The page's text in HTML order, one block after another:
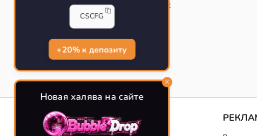
Инста смоки на карте de_mirage в CS2
Рабочий бинд на Jumpthrow
CS-CONFIG
Конфиги игроков CS2
CSCFG
+20% к депозиту
Новая халява на сайте